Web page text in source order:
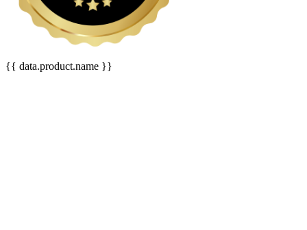
{{ data.product.name }}